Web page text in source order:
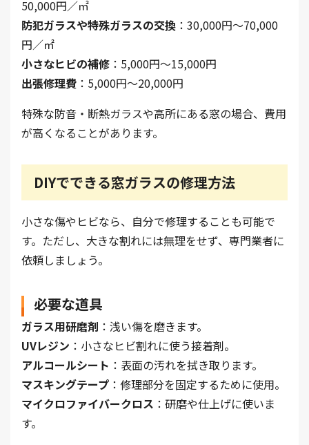
50,000円／㎡
防犯ガラスや特殊ガラスの交換 ：30,000円～70,000
円／㎡
小さなヒビの補修 ：5,000円～15,000円
出張修理費 ：5,000円～20,000円
特殊な防音・断熱ガラスや高所にある窓の場合、費用
が高くなることがあります。
DIYでできる窓ガラスの修理方法
小さな傷やヒビなら、自分で修理することも可能で
す。ただし、大きな割れには無理をせず、専門業者に
依頼しましょう。
必要な道具
ガラス用研磨剤 ：浅い傷を磨きます。
UVレジン ：小さなヒビ割れに使う接着剤。
アルコールシート ：表面の汚れを拭き取ります。
マスキングテープ ：修理部分を固定するために使用。
マイクロファイバークロス ：研磨や仕上げに使いま
す。